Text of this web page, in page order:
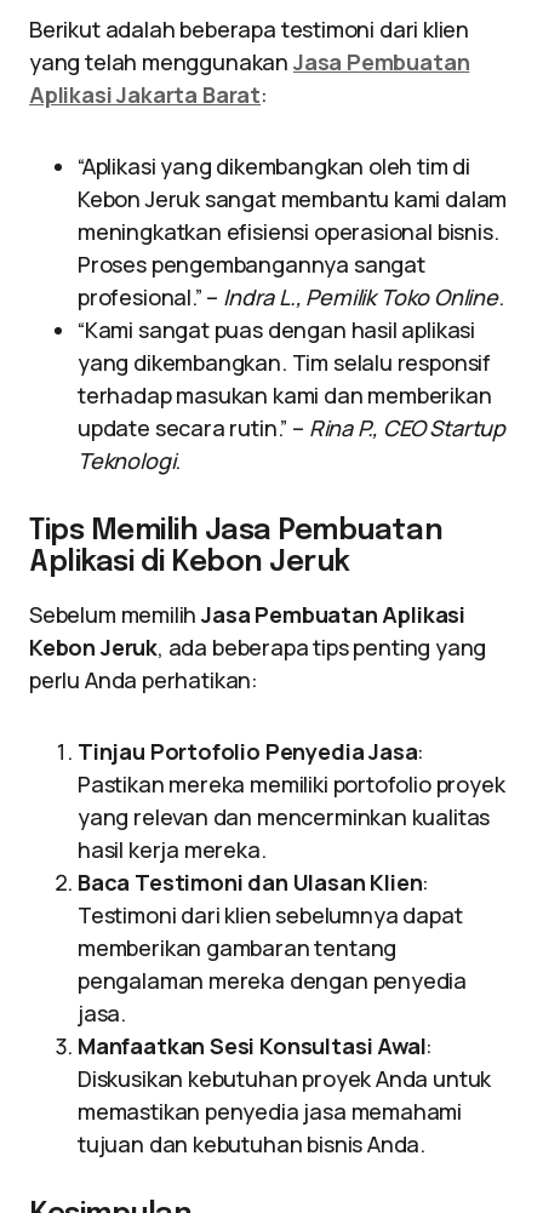
Berikut adalah beberapa testimoni dari klien
yang telah menggunakan Jasa Pembuatan
Aplikasi Jakarta Barat:
“Aplikasi yang dikembangkan oleh tim di
Kebon Jeruk sangat membantu kami dalam
meningkatkan efisiensi operasional bisnis.
Proses pengembangannya sangat
profesional.” – Indra L., Pemilik Toko Online.
“Kami sangat puas dengan hasil aplikasi
yang dikembangkan. Tim selalu responsif
terhadap masukan kami dan memberikan
update secara rutin.” – Rina P., CEO Startup
Teknologi.
Tips Memilih Jasa Pembuatan
Aplikasi di Kebon Jeruk
Sebelum memilihJasa Pembuatan Aplikasi
Kebon Jeruk, ada beberapa tips penting yang
perlu Anda perhatikan:
Tinjau Portofolio Penyedia Jasa:
Pastikan mereka memiliki portofolio proyek
yang relevan dan mencerminkan kualitas
hasil kerja mereka.
Baca Testimoni dan Ulasan Klien:
Testimoni dari klien sebelumnya dapat
memberikan gambaran tentang
pengalaman mereka dengan penyedia
jasa.
Manfaatkan Sesi Konsultasi Awal:
Diskusikan kebutuhan proyek Anda untuk
memastikan penyedia jasa memahami
tujuan dan kebutuhan bisnis Anda.